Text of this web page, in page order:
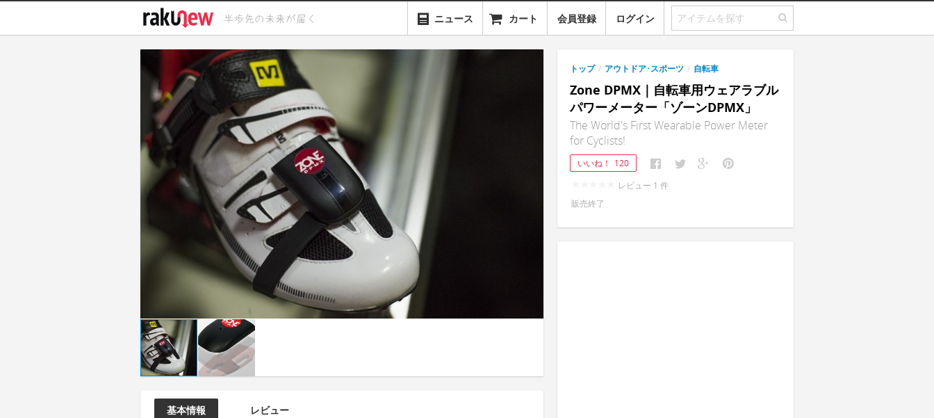
ニュース カート 会員登録 ログイン
基本情報 レビュー
トップ / アウトドア･スポーツ / 自転車
Zone DPMX｜自転車用ウェアラブル
パワーメーター「ゾーンDPMX」
The World's First Wearable Power Meter
for Cyclists!
いいね！
120
レビュー 1 件
販売終了